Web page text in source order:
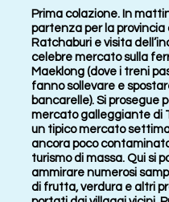
Prima colazione. In
partenza per la provincia
Ratchaburi e visita
celebre mercato sulla
Maeklong (dove i treni
fanno sollevare e
bancarelle). Si prosegue
mercato galleggiante di
un tipico mercato
ancora poco
turismo di massa. Qui si
ammirare numerosi
di frutta, verdura e altri